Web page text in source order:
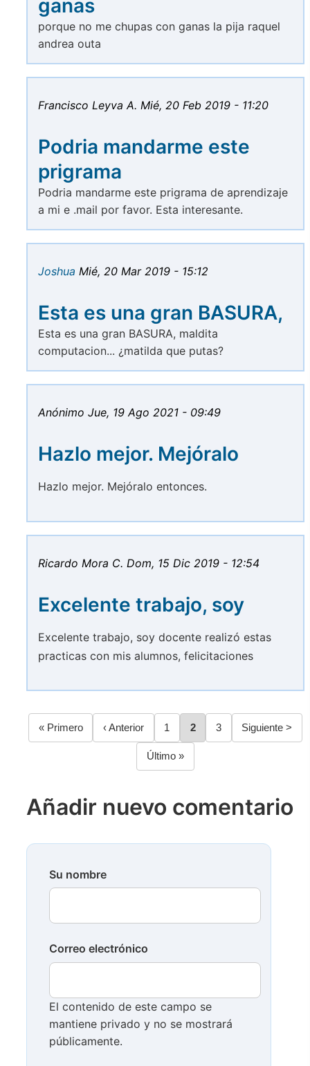
ganas
porque no me chupas con ganas la pija raquel
andrea outa
Francisco Leyva A. Mié, 20 Feb 2019 - 11:20
Podria mandarme este
prigrama
Podria mandarme este prigrama de aprendizaje
a mi e .mail por favor. Esta interesante.
Joshua Mié, 20 Mar 2019 - 15:12
Esta es una gran BASURA,
Esta es una gran BASURA, maldita
computacion... ¿matilda que putas?
Anónimo Jue, 19 Ago 2021 - 09:49
Hazlo mejor. Mejóralo
Hazlo mejor. Mejóralo entonces.
Ricardo Mora C. Dom, 15 Dic 2019 - 12:54
Excelente trabajo, soy
Excelente trabajo, soy docente realizó estas
practicas con mis alumnos, felicitaciones
Paginación
Primera
página
« Primero
Página
anterior
‹ Anterior Página
1 Página
2 Página
3
Siguiente
página
Siguiente >
Última
página
Último »
Añadir nuevo comentario
Su nombre
Correo electrónico
El contenido de este campo se
mantiene privado y no se mostrará
públicamente.